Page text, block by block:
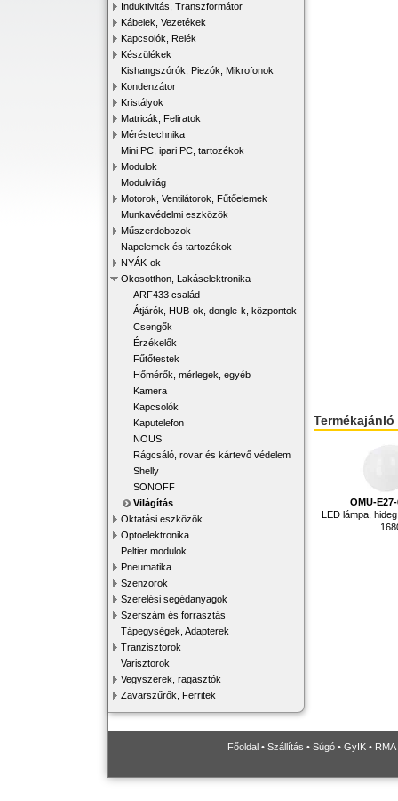
Induktivitás, Transzformátor
Kábelek, Vezetékek
Kapcsolók, Relék
Készülékek
Kishangszórók, Piezók, Mikrofonok
Kondenzátor
Kristályok
Matricák, Feliratok
Méréstechnika
Mini PC, ipari PC, tartozékok
Modulok
Modulvilág
Motorok, Ventilátorok, Fűtőelemek
Munkavédelmi eszközök
Műszerdobozok
Napelemek és tartozékok
NYÁK-ok
Okosotthon, Lakáselektronika
ARF433 család
Átjárók, HUB-ok, dongle-k, központok
Csengők
Érzékelők
Fűtőtestek
Hőmérők, mérlegek, egyéb
Kamera
Kapcsolók
Kaputelefon
NOUS
Rágcsáló, rovar és kártevő védelem
Shelly
SONOFF
Világítás
Oktatási eszközök
Optoelektronika
Peltier modulok
Pneumatika
Szenzorok
Szerelési segédanyagok
Szerszám és forrasztás
Tápegységek, Adapterek
Tranzisztorok
Varisztorok
Vegyszerek, ragasztók
Zavarszűrők, Ferritek
Termékajánló
OMU-
LED lámpa,
Főoldal • Szállítás • Súgó • GyIK • RMA